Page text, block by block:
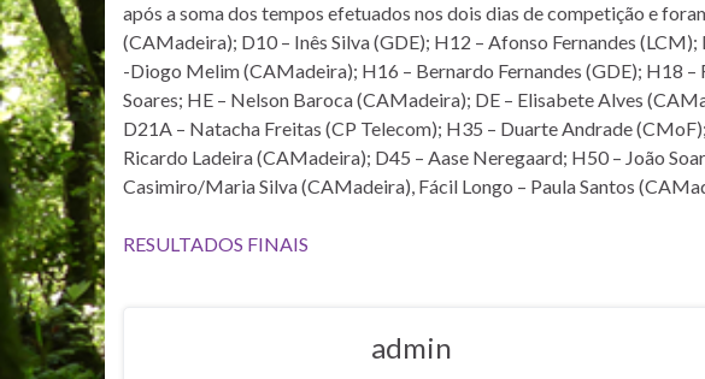
após a soma dos tempos efetuados nos dois dias de competição e
(CAMadeira); D10 – Inês Silva (GDE); H12 – Afonso Fernandes
-Diogo Melim (CAMadeira); H16 – Bernardo Fernandes (GDE); H18 –
Soares; HE – Nelson Baroca (CAMadeira); DE – Elisabete Alves
D21A – Natacha Freitas (CP Telecom); H35 – Duarte Andrade
Ricardo Ladeira (CAMadeira); D45 – Aase Neregaard; H50 – João
Casimiro/Maria Silva (CAMadeira), Fácil Longo – Paula Santos
RESULTADOS FINAIS
admin